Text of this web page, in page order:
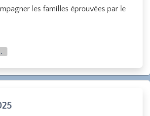
les familles éprouvées par le